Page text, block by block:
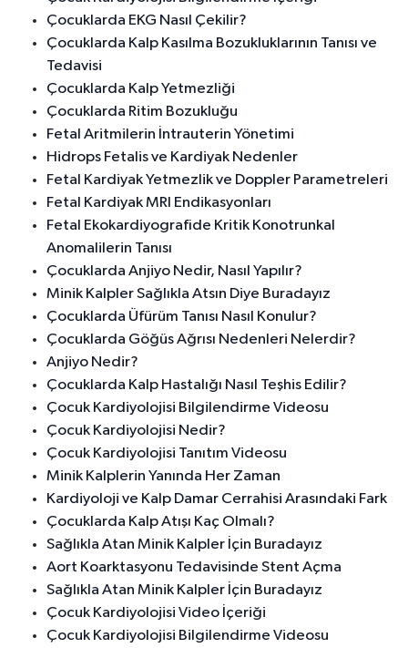
Çocuklarda EKG Nasıl Çekilir?
Çocuklarda Kalp Kasılma Bozukluklarının Tanısı ve
Tedavisi
Çocuklarda Kalp Yetmezliği
Çocuklarda Ritim Bozukluğu
Fetal Aritmilerin İntrauterin Yönetimi
Hidrops Fetalis ve Kardiyak Nedenler
Fetal Kardiyak Yetmezlik ve Doppler Parametreleri
Fetal Kardiyak MRI Endikasyonları
Fetal Ekokardiyografide Kritik Konotrunkal
Anomalilerin Tanısı
Çocuklarda Anjiyo Nedir, Nasıl Yapılır?
Minik Kalpler Sağlıkla Atsın Diye Buradayız
Çocuklarda Üfürüm Tanısı Nasıl Konulur?
Çocuklarda Göğüs Ağrısı Nedenleri Nelerdir?
Anjiyo Nedir?
Çocuklarda Kalp Hastalığı Nasıl Teşhis Edilir?
Çocuk Kardiyolojisi Bilgilendirme Videosu
Çocuk Kardiyolojisi Nedir?
Çocuk Kardiyolojisi Tanıtım Videosu
Minik Kalplerin Yanında Her Zaman
Kardiyoloji ve Kalp Damar Cerrahisi Arasındaki Fark
Çocuklarda Kalp Atışı Kaç Olmalı?
Sağlıkla Atan Minik Kalpler İçin Buradayız
Aort Koarktasyonu Tedavisinde Stent Açma
Sağlıkla Atan Minik Kalpler İçin Buradayız
Çocuk Kardiyolojisi Video İçeriği
Çocuk Kardiyolojisi Bilgilendirme Videosu